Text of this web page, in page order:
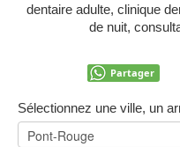
dentaire adulte, clinique
de nuit,
Partager
Sélectionnez une ville, un